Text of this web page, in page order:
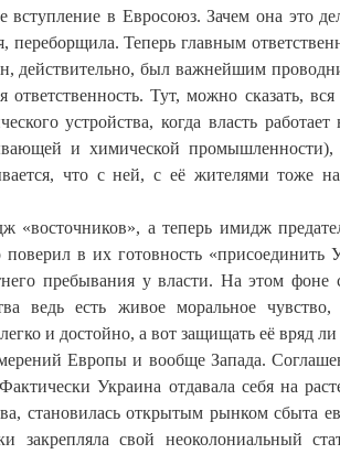
в Евросоюз. Зачем она это
переборщила. Теперь главным
действительно, был важнейшим
Тут, можно сказать,
устройства, когда власть
и химической
что с ней, с её жителями тоже
а теперь имидж
поверил в их готовность
пребывания у власти. На этом фоне
ведь есть живое моральное чувство,
и достойно, а вот защищать её вряд ли
Европы и вообще Запада.
Украина отдавала себя на
становилась открытым рынком сбыта
закрепляла свой неоколониальный